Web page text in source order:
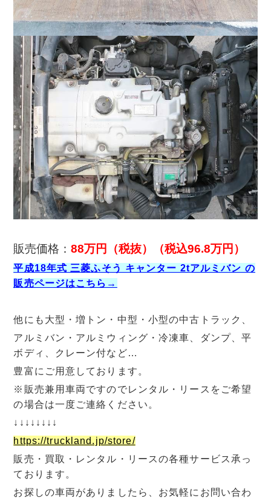
販売価格：88万円（税抜）（税込96.8万円）
平成18年式 三菱ふそう キャンター 2tアルミバン の
販売ページはこちら→
他にも大型・増トン・中型・小型の中古トラック、
アルミバン・アルミウィング・冷凍車、ダンプ、平
ボディ、クレーン付など…
豊富にご用意しております。
※販売兼用車両ですのでレンタル・リースをご希望
の場合は一度ご連絡ください。
↓↓↓↓↓↓↓↓
https://truckland.jp/store/
販売・買取・レンタル・リースの各種サービス承っ
ております。
お探しの車両がありましたら、お気軽にお問い合わ